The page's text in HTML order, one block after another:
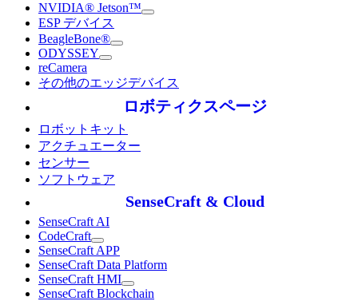
NVIDIA® Jetson™
ESP デバイス
BeagleBone®
ODYSSEY
reCamera
その他のエッジデバイス
ロボティクスページ
ロボットキット
アクチュエーター
センサー
ソフトウェア
SenseCraft & Cloud
SenseCraft AI
CodeCraft
SenseCraft APP
SenseCraft Data Platform
SenseCraft HMI
SenseCraft Blockchain